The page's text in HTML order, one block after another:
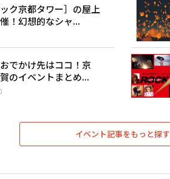
ック京都タワー］の屋上
！幻想的なシャ...
でかけ先はココ！京
のイベントまとめ...
イベント記事をもっと探す